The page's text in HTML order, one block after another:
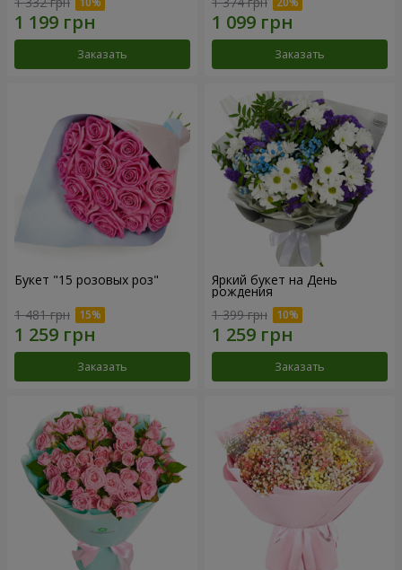
Заказать Заказать
Букет "15 розовых роз"
1 481 грн
Заказать
Яркий букет на День
рождения
1 399 грн
Заказать